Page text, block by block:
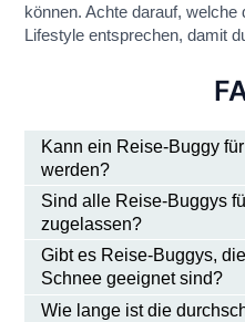
können. Achte darauf,
Lifestyle entsprechen, damit
Kann ein Reise-Buggy
werden?
Sind alle Reise-Buggys
zugelassen?
Gibt es Reise-Buggys,
Schnee geeignet sind?
Wie lange ist die